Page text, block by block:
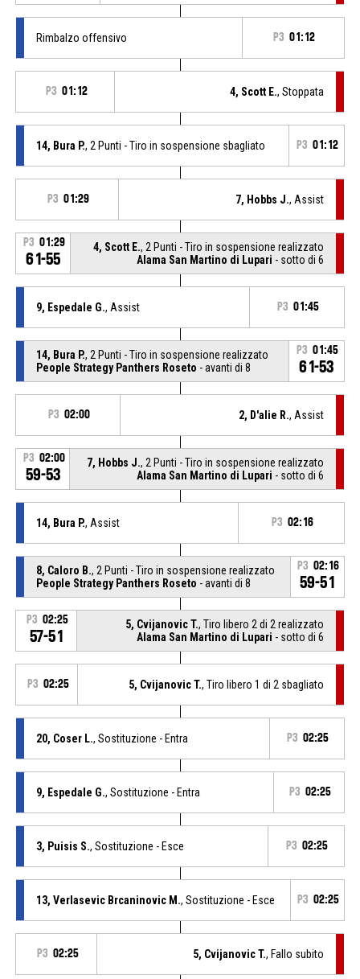
Rimbalzo offensivo P3 01:12
P3 01:12 4, Scott E., Stoppata
14, Bura P., 2 Punti - Tiro in sospensione sbagliato P3 01:12
P3 01:29 7, Hobbs J., Assist
P3 01:29
61-55
4, Scott E., 2 Punti - Tiro in sospensione realizzato
Alama San Martino di Lupari - sotto di 6
9, Espedale G., Assist P3 01:45
14, Bura P., 2 Punti - Tiro in sospensione realizzato
People Strategy Panthers Roseto - avanti di 8
P3 01:45
61-53
P3 02:00 2, D'alie R., Assist
P3 02:00
59-53
7, Hobbs J., 2 Punti - Tiro in sospensione realizzato
Alama San Martino di Lupari - sotto di 6
14, Bura P., Assist P3 02:16
8, Caloro B., 2 Punti - Tiro in sospensione realizzato
People Strategy Panthers Roseto - avanti di 8
P3 02:16
59-51
P3 02:25
57-51
5, Cvijanovic T., Tiro libero 2 di 2 realizzato
Alama San Martino di Lupari - sotto di 6
P3 02:25 5, Cvijanovic T., Tiro libero 1 di 2 sbagliato
20, Coser L., Sostituzione - Entra P3 02:25
9, Espedale G., Sostituzione - Entra P3 02:25
3, Puisis S., Sostituzione - Esce P3 02:25
13, Verlasevic Brcaninovic M., Sostituzione - Esce P3 02:25
P3 02:25 5, Cvijanovic T., Fallo subito